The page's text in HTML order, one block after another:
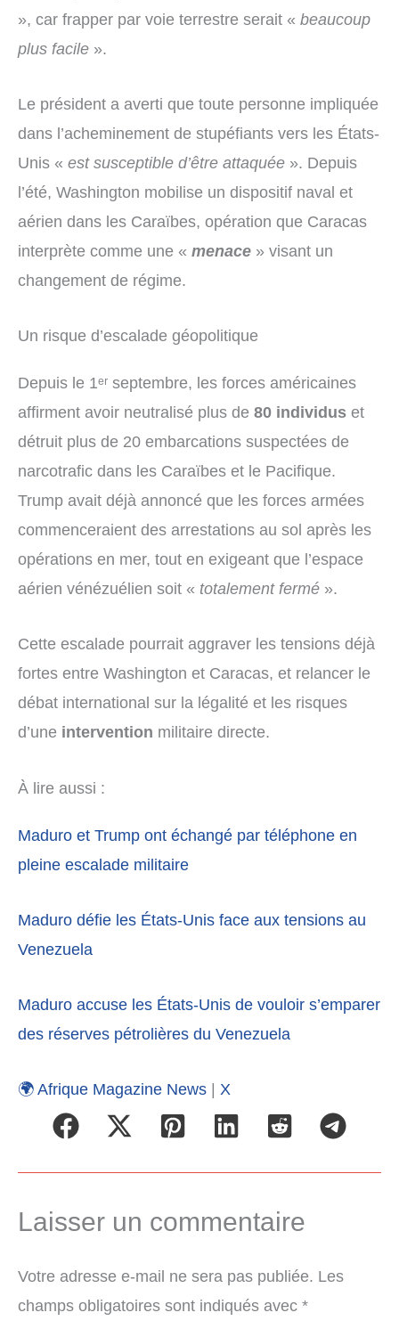
», car frapper par voie terrestre serait « beaucoup
plus facile ».
Le président a averti que toute personne impliquée
dans l’acheminement de stupéfiants vers les États-
Unis « est susceptible d’être attaquée ». Depuis
l’été, Washington mobilise un dispositif naval et
aérien dans les Caraïbes, opération que Caracas
interprète comme une « menace » visant un
changement de régime.
Un risque d’escalade géopolitique
Depuis le 1ᵉʳ septembre, les forces américaines
affirment avoir neutralisé plus de 80 individus et
détruit plus de 20 embarcations suspectées de
narcotrafic dans les Caraïbes et le Pacifique.
Trump avait déjà annoncé que les forces armées
commenceraient des arrestations au sol après les
opérations en mer, tout en exigeant que l’espace
aérien vénézuélien soit « totalement fermé ».
Cette escalade pourrait aggraver les tensions déjà
fortes entre Washington et Caracas, et relancer le
débat international sur la légalité et les risques
d’une intervention militaire directe.
À lire aussi :
Maduro et Trump ont échangé par téléphone en
pleine escalade militaire
Maduro défie les États-Unis face aux tensions au
Venezuela
Maduro accuse les États-Unis de vouloir s’emparer
des réserves pétrolières du Venezuela
🌍 Afrique Magazine News | X
Laisser un commentaire
Votre adresse e-mail ne sera pas publiée. Les
champs obligatoires sont indiqués avec *